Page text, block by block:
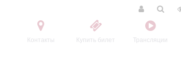
Контакты Купить билет Трансляции